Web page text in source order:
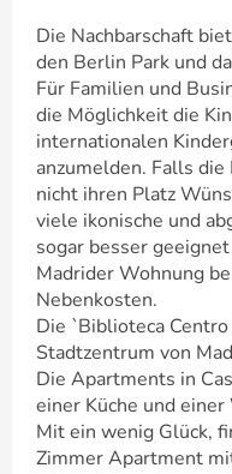
Die Nachbarschaft
den Berlin Park und
Für Familien und
die Möglichkeit die
internationalen
anzumelden. Falls
nicht ihren Platz
viele ikonische und
sogar besser
Madrider Wohnung
Nebenkosten.
Die `Biblioteca
Stadtzentrum von
Die Apartments in
einer Küche und
Mit ein wenig Glück,
Zimmer Apartment